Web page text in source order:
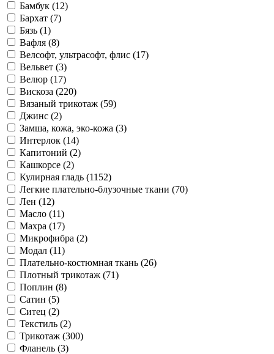
Бамбук (12)
Бархат (7)
Бязь (1)
Вафля (8)
Велсофт, ультрасофт, флис (17)
Вельвет (3)
Велюр (17)
Вискоза (220)
Вязаный трикотаж (59)
Джинс (2)
Замша, кожа, эко-кожа (3)
Интерлок (14)
Капитоний (2)
Кашкорсе (2)
Кулирная гладь (1152)
Легкие плательно-блузочные ткани (70)
Лен (12)
Масло (11)
Махра (17)
Микрофибра (2)
Модал (11)
Плательно-костюмная ткань (26)
Плотный трикотаж (71)
Поплин (8)
Сатин (5)
Ситец (2)
Текстиль (2)
Трикотаж (300)
Фланель (3)